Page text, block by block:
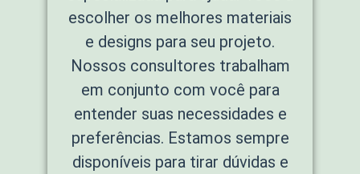
escolher os melhores materiais
e designs para seu projeto.
Nossos consultores trabalham
em conjunto com você para
entender suas necessidades e
preferências. Estamos sempre
disponíveis para tirar dúvidas e